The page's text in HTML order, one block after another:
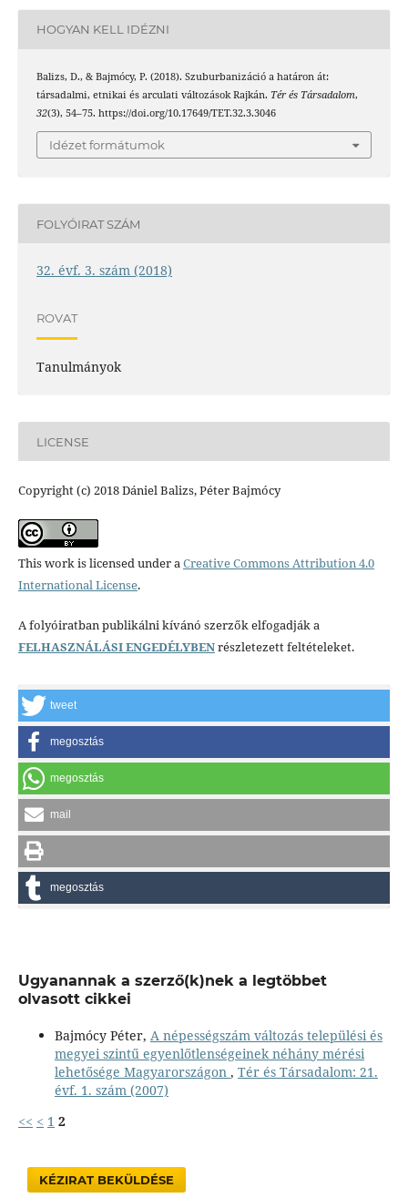
HOGYAN KELL IDÉZNI
Balizs, D., & Bajmócy, P. (2018). Szuburbanizáció a határon át:
társadalmi, etnikai és arculati változások Rajkán. Tér és Társadalom,
32(3), 54–75. https://doi.org/10.17649/TET.32.3.3046
Idézet formátumok
FOLYÓIRAT SZÁM
32. évf. 3. szám (2018)
ROVAT
Tanulmányok
LICENSE
Copyright (c) 2018 Dániel Balizs, Péter Bajmócy
This work is licensed under aCreative Commons Attribution 4.0
International License.
A folyóiratban publikálni kívánó szerzők elfogadják a
FELHASZNÁLÁSI ENGEDÉLYBENrészletezett feltételeket.
tweet
megosztás
megosztás
mail
megosztás
Ugyanannak a szerző(k)nek a legtöbbet
olvasott cikkei
Bajmócy Péter, A népességszám változás települési és
megyei szintű egyenlőtlenségeinek néhány mérési
lehetősége Magyarországon , Tér és Társadalom: 21.
évf. 1. szám (2007)
<< < 1 2
KÉZIRAT BEKÜLDÉSE